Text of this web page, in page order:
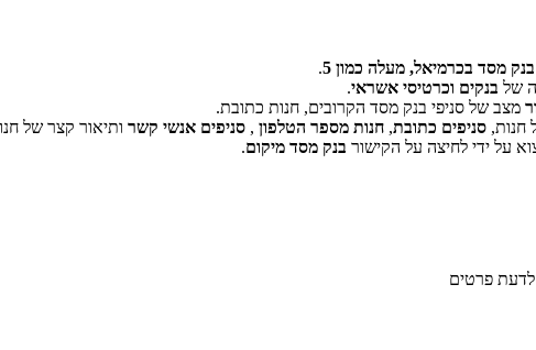
‏דף זה לא יכול לטעון את מפות Google כראוי.
האם האתר הזה בבעלותך?
מסד בכרמיאל, מעלה כמון 5
.
של בנקים וכרטיסי אשראי.
מצב של סניפי בנק מסד הקרובים, חנות כתובת.
חנות, סניפים כתובת, חנות מספר הטלפון , סניפים אנשי קשר ותיאור קצר של
על ידי לחיצה על הקישור בנק מסד מיקום.
פרטים